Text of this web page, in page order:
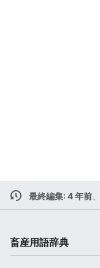
最終編集: 4 年前、
畜産用語辞典